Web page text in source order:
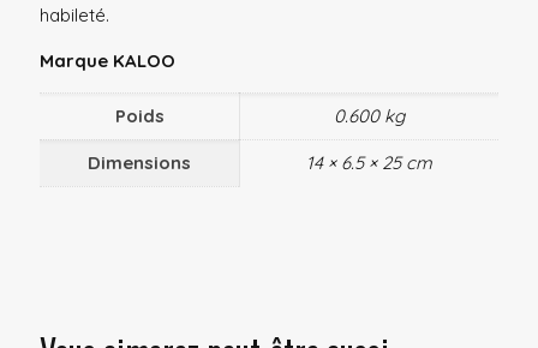
habileté.
Marque KALOO
Poids 0.600 kg
Dimensions 14 × 6.5 × 25 cm